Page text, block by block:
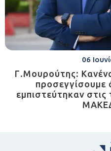
06
Γ.Μουρούτης:
προσεγγίσουμε
εμπιστεύτηκαν στις